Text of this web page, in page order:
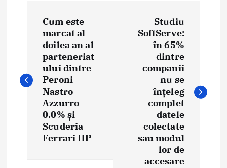
i
g
Cum este
marcat al
doilea an al
parteneriat
ului dintre
Peroni
Nastro
Azzurro
0.0% și
Scuderia
Ferrari HP
Studiu
SoftServe:
în 65%
dintre
companii
nu se
înțeleg
complet
datele
colectate
sau modul
lor de
accesare